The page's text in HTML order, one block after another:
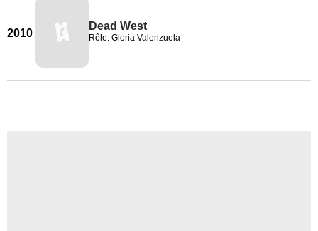
2010
Dead West
Rôle: Gloria Valenzuela